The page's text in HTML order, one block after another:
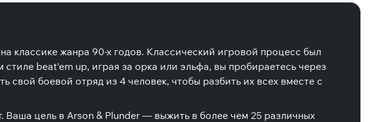
классике жанра 90-х годов. Классический игровой процесс был
beat'em up, играя за орка или эльфа, вы пробираетесь через
свой боевой отряд из 4 человек, чтобы разбить их всех вместе с
цель в Arson & Plunder — выжить в более чем 25 различных